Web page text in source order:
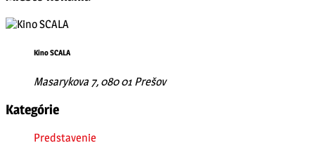
Kino SCALA
Masarykova 7, 080 01 Prešov
Kategórie
Predstavenie